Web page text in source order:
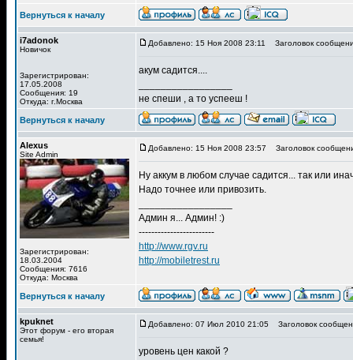
Вернуться к началу
i7adonok
Новичок
Зарегистрирован:
17.05.2008
Сообщения: 19
Откуда: г.Москва
Добавлено: 15 Ноя 2008 23:11 Заголовок
акум садится....
не спеши , а то успееш !
Вернуться к началу
Alexus
Site Admin
Зарегистрирован:
18.03.2004
Сообщения: 7616
Откуда: Москва
Добавлено: 15 Ноя 2008 23:57 Заголовок
Ну аккум в любом случае садится... так или
Надо точнее или привозить.
Админ я... Админ! :)
------------------------
http://www.rgv.ru
http://mobiletrest.ru
Вернуться к началу
kpuknet
Этот форум - его вторая
семья!
Добавлено: 07 Июл 2010 21:05 Заголовок
уровень цен какой ?